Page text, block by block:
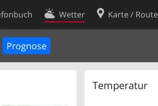
Wetter Karte / Route
Temperatur
Kontakt
Nutzungsbedingungen